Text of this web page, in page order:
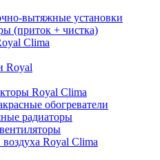
вытяжные установки
(приток + чистка)
Clima
Royal
Royal Clima
обогреватели
радиаторы
Royal Clima